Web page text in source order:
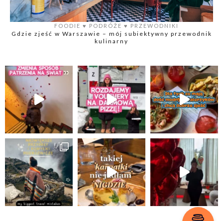
FOODIE ♥️ PODRÓŻE ♥️ PRZEWODNIKI
Gdzie zjeść w Warszawie – mój subiektywny przewodnik
kulinarny